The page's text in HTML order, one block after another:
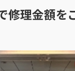
修理金額を